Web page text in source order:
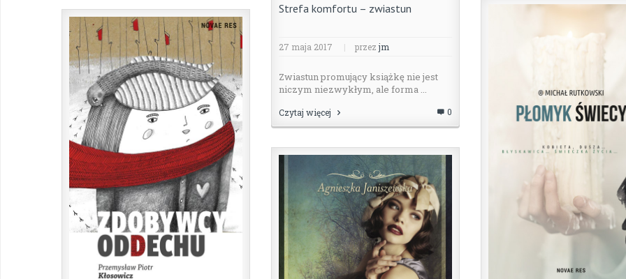
Strefa komfortu – zwiastun
27 maja 2017 | przez jm
Zwiastun promujący książkę nie jest
niczym niezwykłym, ale forma ...
Czytaj więcej 0